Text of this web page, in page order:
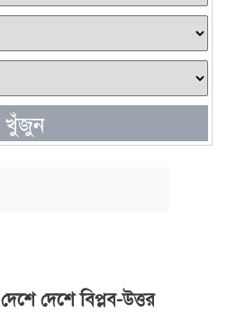
খুঁজুন
দেশে দেশে বিপ্লব-উত্তর